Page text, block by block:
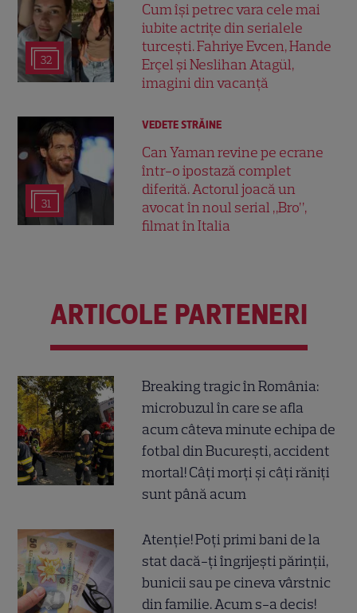
32
Cum își petrec vara cele mai
iubite actrițe din serialele
turcești. Fahriye Evcen, Hande
Erçel și Neslihan Atagül,
imagini din vacanță
31
VEDETE STRĂINE
Can Yaman revine pe ecrane
într-o ipostază complet
diferită. Actorul joacă un
avocat în noul serial „Bro”,
filmat în Italia
ARTICOLE PARTENERI
Breaking tragic în România:
microbuzul în care se afla
acum câteva minute echipa de
fotbal din București, accident
mortal! Câți morți și câți răniți
sunt până acum
Atenție! Poți primi bani de la
stat dacă-ți îngrijești părinții,
bunicii sau pe cineva vârstnic
din familie. Acum s-a decis!